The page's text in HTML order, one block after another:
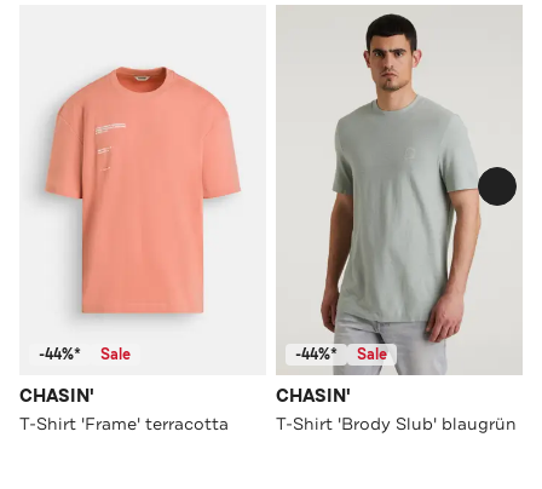
-44%* Sale
CHASIN'
T-Shirt 'Frame' terracotta
-44%* Sale
CHASIN'
T-Shirt 'Brody Slub' blaugrün